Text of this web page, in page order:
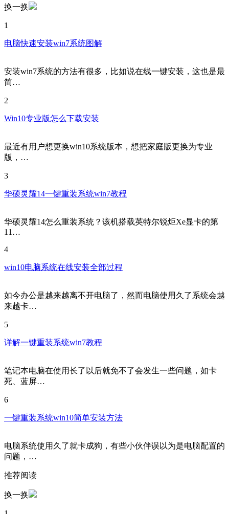
换一换
1
电脑快速安装win7系统图解
安装win7系统的方法有很多，比如说在线一键安装，这也是最
简…
2
Win10专业版怎么下载安装
最近有用户想更换win10系统版本，想把家庭版更换为专业
版，…
3
华硕灵耀14一键重装系统win7教程
华硕灵耀14怎么重装系统？该机搭载英特尔锐炬Xe显卡的第
11…
4
win10电脑系统在线安装全部过程
如今办公是越来越离不开电脑了，然而电脑使用久了系统会越
来越卡…
5
详解一键重装系统win7教程
笔记本电脑在使用长了以后就免不了会发生一些问题，如卡
死、蓝屏…
6
一键重装系统win10简单安装方法
电脑系统使用久了就卡成狗，有些小伙伴误以为是电脑配置的
问题，…
推荐阅读
换一换